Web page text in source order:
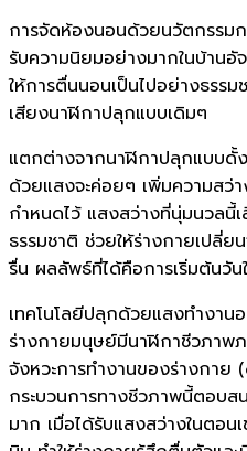
การจัดห้องนอนด้วยนวัตกรรม
รับความนิยมอย่างมากในบ้านอั
ให้การตื่นนอนเป็นไปอย่างธรร
เสียงนาฬิกาปลุกแบบเดิมๆ
แตกต่างจากนาฬิกาปลุกแบบดั้
ด้วยแสงจะค่อยๆ เพิ่มความสว่
กำหนดไว้ แสงสว่างที่นุ่มนวลนี้
ธรรมชาติ ช่วยให้ร่างกายเปลี่
รื่น ผลลัพธ์ที่ได้คือการเริ่มต้นวั
เทคโนโลยีปลุกด้วยแสงทำงาน
ร่างกายมนุษย์มีนาฬิกาชีวภาพภ
จังหวะการทำงานของร่างกา
กระบวนการทางชีวภาพนี้ตอบ
มาก เมื่อได้รับแสงสว่างในตอน